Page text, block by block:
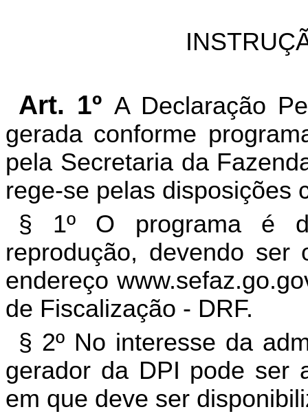
Art. 1ºA Declaração
gerada conforme
pela Secretaria da
rege-se pelas disposições
§ 1º O programa é
reprodução, devendo
endereço
de Fiscalização - DRF.
§ 2º No interesse da
gerador da DPI pode ser
em que deve ser